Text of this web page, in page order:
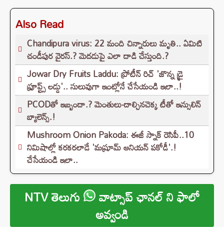
Also Read
Chandipura virus: 22 మంది చిన్నారులు మృతి.. ఏమిటి
చండీపుర వైరస్.? మెదడుపై ఎలా దాడి చేస్తుంది.?
Jowar Dry Fruits Laddu: ప్రోటీన్ రిచ్ 'జొన్న డ్రై
ఫ్రూప్ట్స్ లడ్డు'.. సులువుగా ఇంట్లోనే చేసేయండి ఇలా..!
PCODతో ఇబ్బందా.? మెంతులు-దాల్చినచెక్క టీతో ఇన్సులిన్
బ్యాలెన్స్.!
Mushroom Onion Pakoda: ఈజీ స్నాక్ రెసిపీ..10
నిమిషాల్లో కరకరలాడే 'మష్రూమ్ ఆనియన్ పకోడీ'.!
చేసేయండి ఇలా..
NTV తెలుగు వాట్సాప్ ఛానల్ ని ఫాలో
అవ్వండి